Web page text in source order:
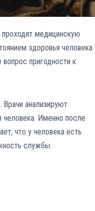
медицинскую
здоровья человека
пригодности к
Врачи анализируют
Именно после
что у человека есть
службы.